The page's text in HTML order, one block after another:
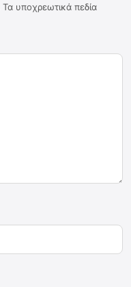
Τα υποχρεωτικά πεδία